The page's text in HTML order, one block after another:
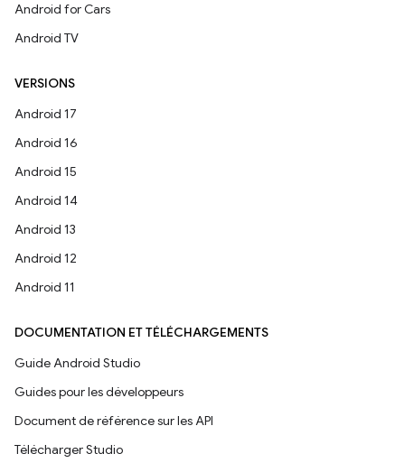
Android for Cars
Android TV
VERSIONS
Android 17
Android 16
Android 15
Android 14
Android 13
Android 12
Android 11
DOCUMENTATION ET TÉLÉCHARGEMENTS
Guide Android Studio
Guides pour les développeurs
Document de référence sur les API
Télécharger Studio